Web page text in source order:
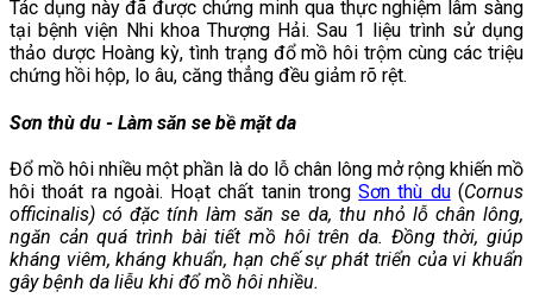
Tác dụng này đã được chứng minh qua thực nghiệm lâm sàng
tại bệnh viện Nhi khoa Thượng Hải. Sau 1 liệu trình sử dụng
thảo dược Hoàng kỳ, tình trạng đổ mồ hôi trộm cùng các triệu
chứng hồi hộp, lo âu, căng thẳng đều giảm rõ rệt.
Sơn thù du - Làm săn se bề mặt da
Đổ mồ hôi nhiều một phần là do lỗ chân lông mở rộng khiến mồ
hôi thoát ra ngoài. Hoạt chất tanin trongSơn thù du(Cornus
officinalis) có đặc tính làm săn se da, thu nhỏ lỗ chân lông,
ngăn cản quá trình bài tiết mồ hôi trên da. Đồng thời, giúp
kháng viêm, kháng khuẩn, hạn chế sự phát triển của vi khuẩn
gây bệnh da liễu khi đổ mồ hôi nhiều.